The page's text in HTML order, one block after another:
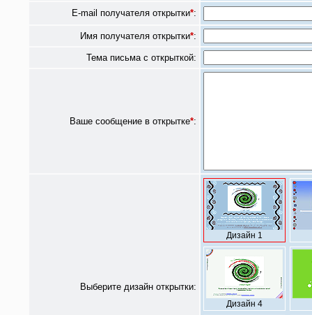
E-mail получателя открытки*:
Имя получателя открытки*:
Тема письма с открыткой:
Ваше сообщение в открытке*:
Выберите дизайн открытки:
Дизайн 1
Дизайн 4